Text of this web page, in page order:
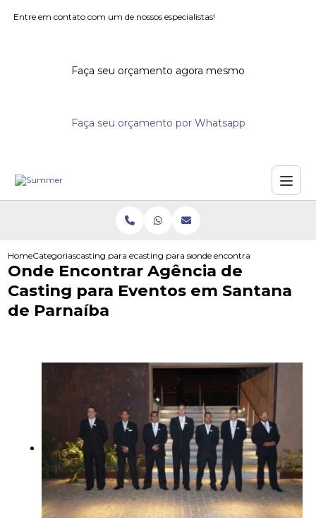
Entre em contato com um de nossos especialistas!
Faça seu orçamento agora mesmo
Faça seu orçamento por Whatsapp
HomeCategoriascasting para eventoscasting para seminariosonde encontrar agencia de
Onde Encontrar Agência de
Casting para Eventos em Santana
de Parnaíba